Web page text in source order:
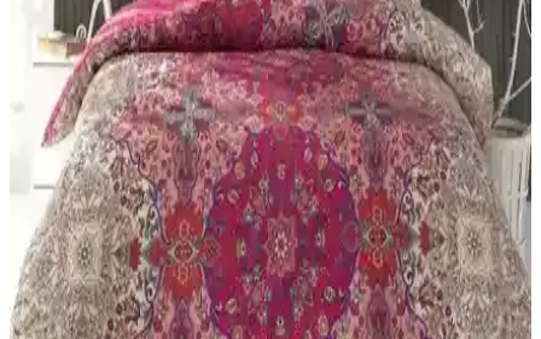
Yataş Aden Ranforce ve Astrid Tek Kişilik Nevresim
Setleri Karşılaştırması
Yataş Aden ve Astrid nevresim setleri, malzeme, tasarım ve
dayanıklılık açısından karşılaştırıldı. Her iki ürünün özellikleri,
kullanıcı yorumları ve bakım detaylarıyla en uygun seçimi
yapmanıza yardımcı olur.
Tulip vs Valezium Tek Kişilik Nevresim Takımları:
Konfor ve Dayanıklılık
Bu karşılaştırma, My Story Mystory Tulip ile Valezium desenli tek
kişilik nevresim takımları arasındaki farkları boyutlar, lastikli çarşaf